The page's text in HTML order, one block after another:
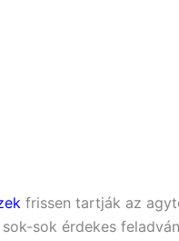
frissen tartják az
sok érdekes